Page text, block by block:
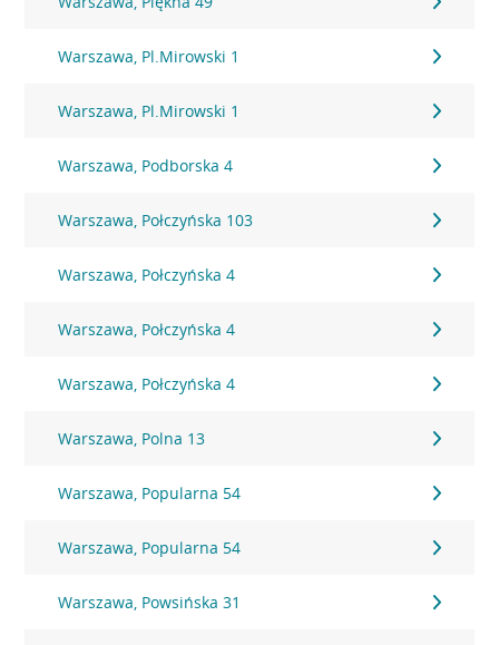
Warszawa, Pl.Mirowski 1
Warszawa, Pl.Mirowski 1
Warszawa, Podborska 4
Warszawa, Połczyńska 103
Warszawa, Połczyńska 4
Warszawa, Połczyńska 4
Warszawa, Połczyńska 4
Warszawa, Polna 13
Warszawa, Popularna 54
Warszawa, Popularna 54
Warszawa, Powsińska 31